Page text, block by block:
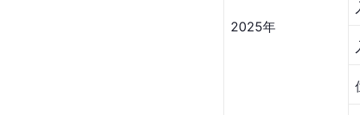
2025年